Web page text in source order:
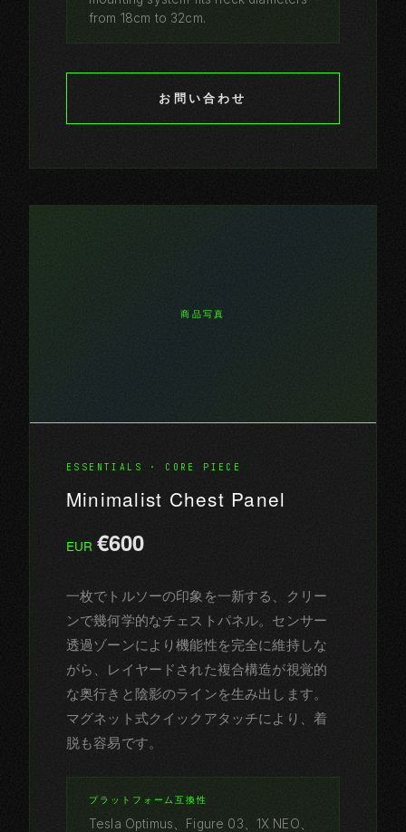
from 18cm to 32cm.
お問い合わせ
商品写真
ESSENTIALS · CORE PIECE
Minimalist Chest Panel
EUR €600
一枚でトルソーの印象を一新する、クリー
ンで幾何学的なチェストパネル。センサー
透過ゾーンにより機能性を完全に維持しな
がら、レイヤードされた複合構造が視覚的
な奥行きと陰影のラインを生み出します。
マグネット式クイックアタッチにより、着
脱も容易です。
プラットフォーム互換性
Tesla Optimus、Figure 03、1X NEO、